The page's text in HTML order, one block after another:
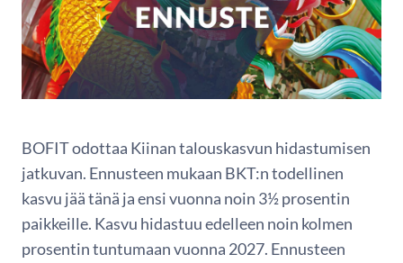
BOFIT odottaa Kiinan talouskasvun hidastumisen
jatkuvan. Ennusteen mukaan BKT:n todellinen
kasvu jää tänä ja ensi vuonna noin 3½ prosentin
paikkeille. Kasvu hidastuu edelleen noin kolmen
prosentin tuntumaan vuonna 2027. Ennusteen